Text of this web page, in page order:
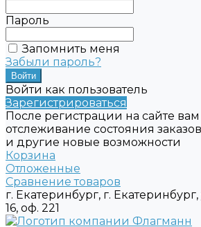
Пароль
Запомнить меня
Забыли пароль?
Войти как пользователь
Зарегистрироваться
После регистрации на сайте
отслеживание состояния
и другие новые возможности
Корзина
Отложенные
Сравнение товаров
г. Екатеринбург, г.
16, оф. 221